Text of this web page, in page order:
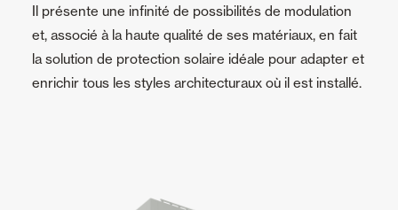
Il présente une infinité de possibilités de modulation
et, associé à la haute qualité de ses matériaux, en fait
la solution de protection solaire idéale pour adapter et
enrichir tous les styles architecturaux où il est installé.